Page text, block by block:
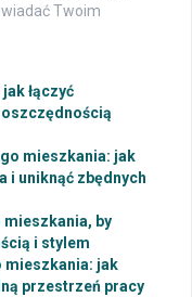
Twoim
łączyć
mieszkania: jak
i uniknąć zbędnych
mieszkania, by
i stylem
mieszkania: jak
przestrzeń pracy